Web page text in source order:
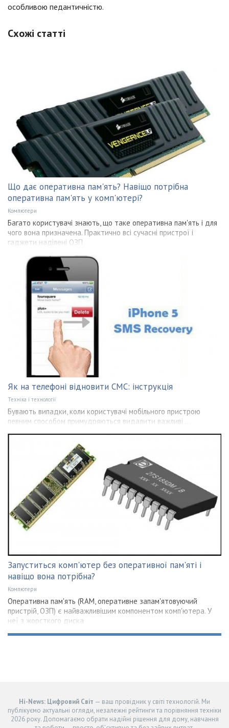
особливою педантичністю.
Схожі статті
Що дає оперативна пам'ять? Навіщо потрібна
оперативна пам'ять у комп'ютері?
Компютери
Багато користувачі знають, що таке оперативна пам'ять і для
чого вона призначена. Практично всі сучасні пристрої і
гаджети наділені ОЗП
Як на телефоні відновити СМС: інструкція
Техніка і технології
Бувають випадки, коли користувачі мобільного пристрою
певним способом примудряються видалити важливі ...
Запуститься комп'ютер без оперативної пам'яті і
навіщо вона потрібна?
Компютери
Оперативна пам'ять (RAM, оперативне запам'ятовуючий
пристрій, ОЗП) є найважливішим компонентом комп'ютера. У
неї з жорсткого диска
Hi-News: Цифровий Світ — ваш провідник у світі технологій. Ми
публікуємо актуальні огляди, незалежні рейтинги та порівняння техніки
2026 року. Допомагаємо обрати надійні рішення для дому, навчання